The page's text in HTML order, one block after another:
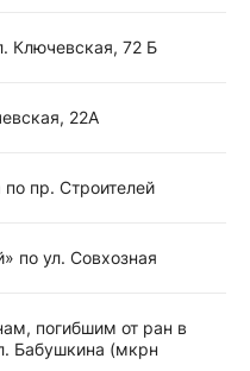
Ключевская, 72 Б
22А
пр. Строителей
по ул. Совхозная
погибшим от ран в
Бабушкина (мкрн